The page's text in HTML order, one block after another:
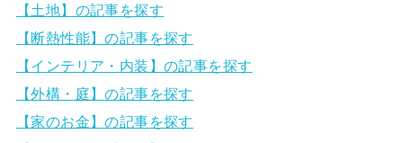
【土地】の記事を探す
【断熱性能】の記事を探す
【インテリア・内装】の記事を探す
【外構・庭】の記事を探す
【家のお金】の記事を探す